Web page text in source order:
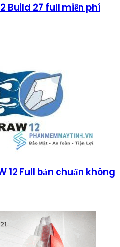
Build 27 full miễn phí
12 Full bản chuẩn không